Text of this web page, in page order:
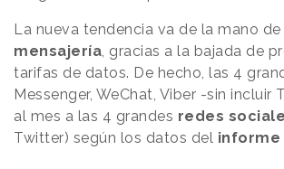
La nueva tendencia va de la mano
mensajería , gracias a la bajada de
tarifas de datos. De hecho, las 4
Messenger, WeChat, Viber -sin
al mes a las 4 grandes redes
Twitter) según los datos del informe